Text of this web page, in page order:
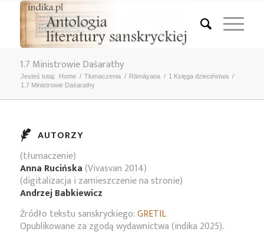
1.7 Ministrowie Daśarathy
Jesteś tutaj: Home / Tłumaczenia / Rāmāyaṇa / 1 Księga dzieciństwa /
1.7 Ministrowie Daśarathy
AUTORZY
(tłumaczenie)
Anna Rucińska(Vivasvan 2014)
(digitalizacja i zamieszczenie na stronie)
Andrzej Babkiewicz
Źródło tekstu sanskryckiego:GRETIL
Opublikowane za zgodą wydawnictwa (indika 2025).